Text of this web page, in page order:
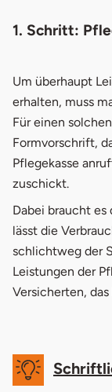
1. Schritt:
Um überhaupt
erhalten, muss
Für einen
Formvorschrift,
Pflegekasse
zuschickt.
Dabei braucht es
lässt die
schlichtweg der
Leistungen der
Versicherten,